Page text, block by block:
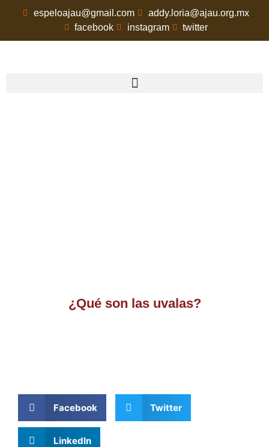
espeloajau@gmail.com
addy.loria@ajau.org.mx
facebook
instagram twitter
¿Qué son las uvalas?
Facebook Twitter
LinkedIn